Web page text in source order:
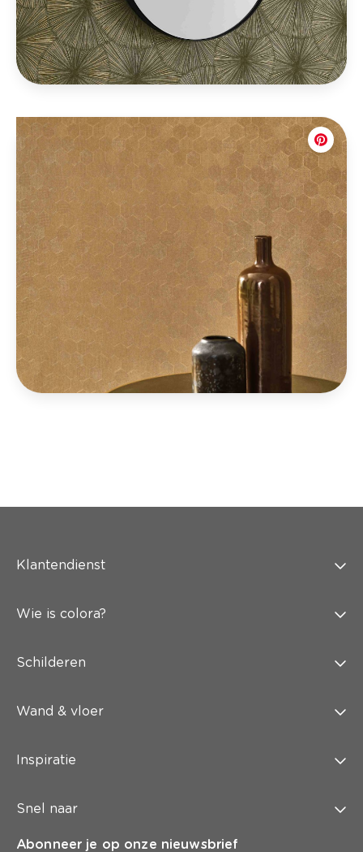
Klantendienst
Wie is colora?
Schilderen
Wand & vloer
Inspiratie
Snel naar
Abonneer je op onze nieuwsbrief